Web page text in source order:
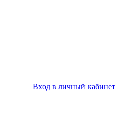
Вход в личный кабинет